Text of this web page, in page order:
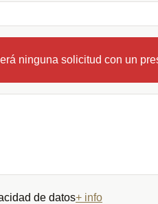
ninguna solicitud con un
de datos+ info